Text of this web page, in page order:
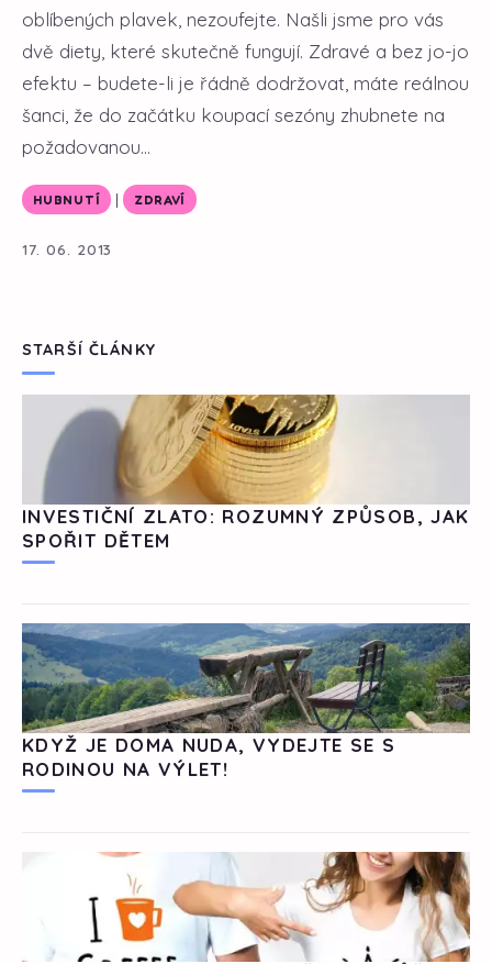
oblíbených plavek, nezoufejte. Našli jsme pro vás
dvě diety, které skutečně fungují. Zdravé a bez jo-jo
efektu – budete-li je řádně dodržovat, máte reálnou
šanci, že do začátku koupací sezóny zhubnete na
požadovanou...
HUBNUTÍ | ZDRAVÍ
17. 06. 2013
STARŠÍ ČLÁNKY
INVESTIČNÍ ZLATO: ROZUMNÝ ZPŮSOB, JAK
SPOŘIT DĚTEM
KDYŽ JE DOMA NUDA, VYDEJTE SE S
RODINOU NA VÝLET!